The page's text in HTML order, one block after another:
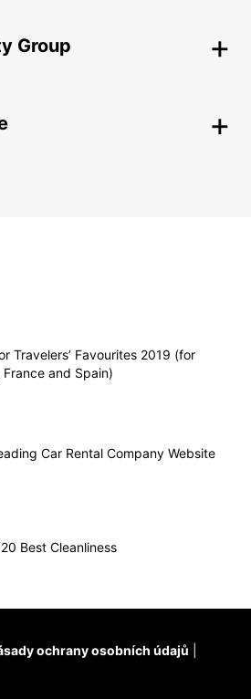
Group
Travelers’ Favourites 2019 (for
France and Spain)
Car Rental Company Website
Best Cleanliness
ochrany osobních údajů